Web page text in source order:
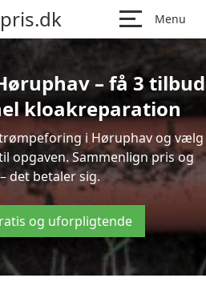
Menu
– få 3 tilbud
kloakreparation
i Høruphav og vælg
opgaven. Sammenlign pris og
det betaler sig.
og uforpligtende